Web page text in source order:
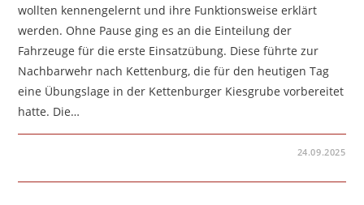
wollten kennengelernt und ihre Funktionsweise erklärt
werden. Ohne Pause ging es an die Einteilung der
Fahrzeuge für die erste Einsatzübung. Diese führte zur
Nachbarwehr nach Kettenburg, die für den heutigen Tag
eine Übungslage in der Kettenburger Kiesgrube vorbereitet
hatte. Die…
–
24.09.2025